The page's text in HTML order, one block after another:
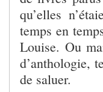
qu’elles
temps en
Louise. Ou
d’anthologie,
de saluer.